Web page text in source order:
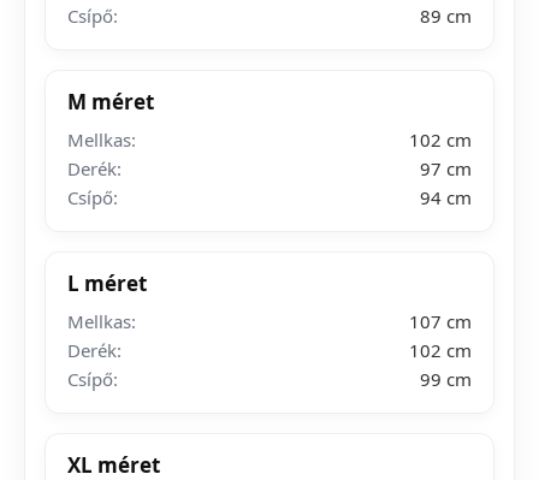
Csípő:
89 cm
M méret
Mellkas:
102 cm
Derék:
97 cm
Csípő:
94 cm
L méret
Mellkas:
107 cm
Derék:
102 cm
Csípő:
99 cm
XL méret